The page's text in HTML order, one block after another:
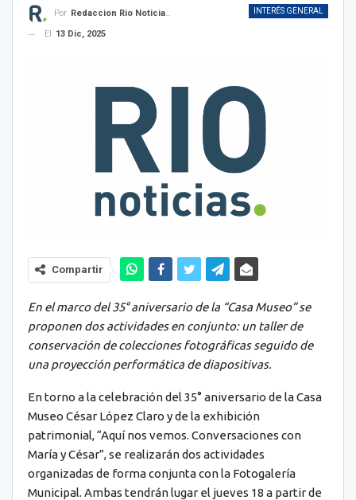
INTERÉS GENERAL
Por Redaccion Rio Noticias OK
El
13 Dic, 2025
Compartir
En el marco del 35° aniversario de la “Casa Museo” se
proponen dos actividades en conjunto: un taller de
conservación de colecciones fotográficas seguido de
una proyección performática de diapositivas.
En torno a la celebración del 35° aniversario de la Casa
Museo César López Claro y de la exhibición
patrimonial, “Aquí nos vemos. Conversaciones con
María y César”, se realizarán dos actividades
organizadas de forma conjunta con la Fotogalería
Municipal. Ambas tendrán lugar el jueves 18 a partir de